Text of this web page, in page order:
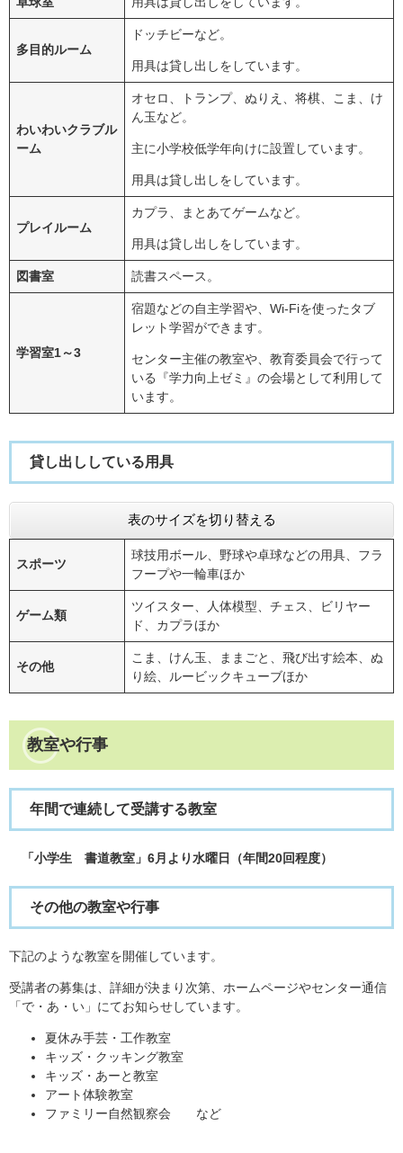
多目的ルーム
ドッチビーなど。
用具は貸し出しをしています。
わいわいクラブル
ーム
オセロ、トランプ、ぬりえ、将棋、こま、け
ん玉など。
主に小学校低学年向けに設置しています。
用具は貸し出しをしています。
プレイルーム
カプラ、まとあてゲームなど。
用具は貸し出しをしています。
図書室 読書スペース。
学習室1～3
宿題などの自主学習や、Wi-Fiを使ったタブ
レット学習ができます。
センター主催の教室や、教育委員会で行って
いる『学力向上ゼミ』の会場として利用して
います。
貸し出ししている用具
表のサイズを切り替える
スポーツ
球技用ボール、野球や卓球などの用具、フラ
フープや一輪車ほか
ゲーム類
ツイスター、人体模型、チェス、ビリヤー
ド、カプラほか
その他
こま、けん玉、ままごと、飛び出す絵本、ぬ
り絵、ルービックキューブほか
教室や行事
年間で連続して受講する教室
「小学生 書道教室」6月より水曜日（年間20回程度）
その他の教室や行事
下記のような教室を開催しています。
受講者の募集は、詳細が決まり次第、ホームページやセンター通信
「で・あ・い」にてお知らせしています。
夏休み手芸・工作教室
キッズ・クッキング教室
キッズ・あーと教室
アート体験教室
ファミリー自然観察会 など